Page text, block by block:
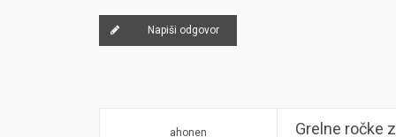
Napiši odgovor
ahonen Grelne ročke